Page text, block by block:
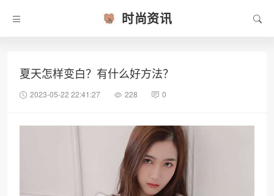
时尚资讯
夏天怎样变白？有什么好方法？
2023-05-22 22:41:27 228 0